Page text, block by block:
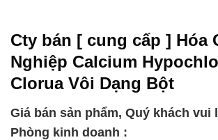
Cty bán [ cung cấp ] Hóa
Nghiệp Calcium
Clorua Vôi Dạng Bột
Giá bán sản phẩm, Quý khách vui
Phòng kinh doanh :